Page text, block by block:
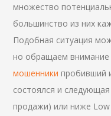
множество
большинство из них
Подобная ситуация
но обращаем
мошенники пробивший
состоялся и
продажи) или ниже